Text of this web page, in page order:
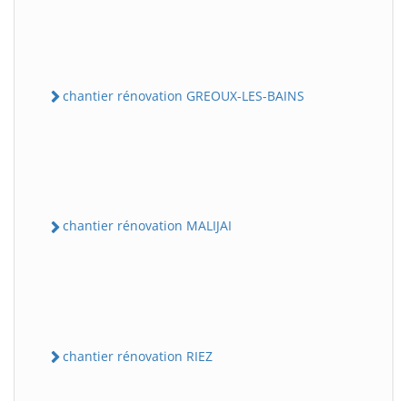
chantier rénovation GREOUX-LES-BAINS
chantier rénovation MALIJAI
chantier rénovation RIEZ